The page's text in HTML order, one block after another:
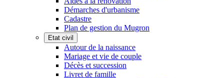
Démarches d'urbanisme
Cadastre
Plan de gestion du Mugron
Etat civil
Autour de la naissance
Mariage et vie de couple
Décès et succession
Livret de famille